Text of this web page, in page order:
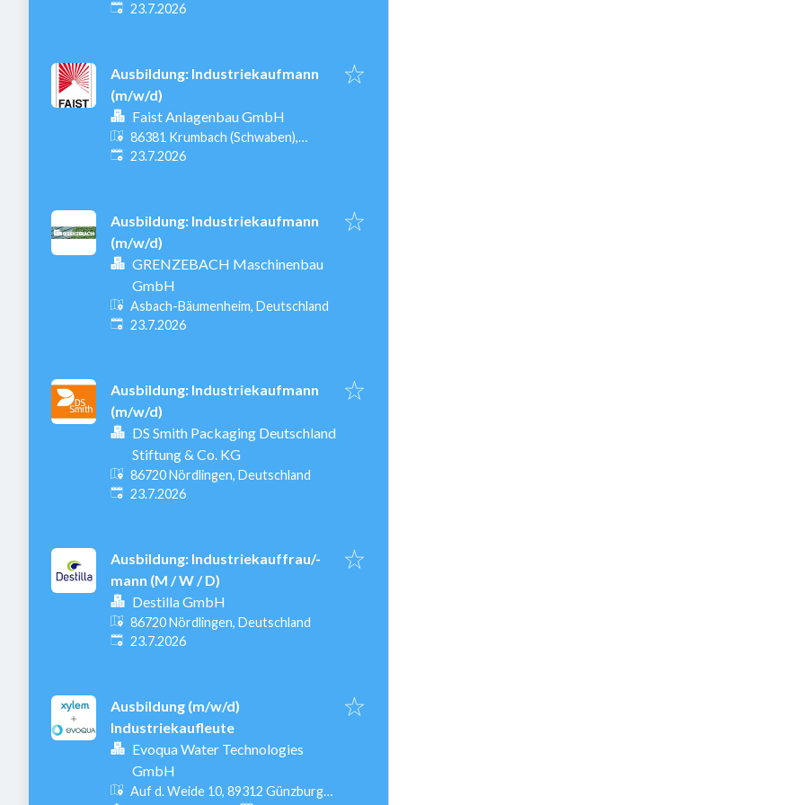
Veröffentlicht
23.7.2026
Ausbildung: Industriekaufmann
(m/w/d)
Faist Anlagenbau GmbH
86381 Krumbach (Schwaben),
Deutschland
Veröffentlicht
23.7.2026
Ausbildung: Industriekaufmann
(m/w/d)
GRENZEBACH Maschinenbau
GmbH
Asbach-Bäumenheim, Deutschland
Veröffentlicht
23.7.2026
Ausbildung: Industriekaufmann
(m/w/d)
DS Smith Packaging Deutschland
Stiftung & Co. KG
86720 Nördlingen, Deutschland
Veröffentlicht
23.7.2026
Ausbildung: Industriekauffrau/-
mann (M / W / D)
Destilla GmbH
86720 Nördlingen, Deutschland
Veröffentlicht
23.7.2026
Ausbildung (m/w/d)
Industriekaufleute
Evoqua Water Technologies
GmbH
Auf d. Weide 10, 89312 Günzburg-